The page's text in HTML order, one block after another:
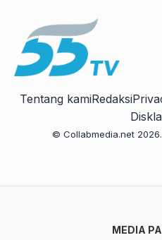
Tentang kamiRedaksi
© Collabmedia.net
MEDIA